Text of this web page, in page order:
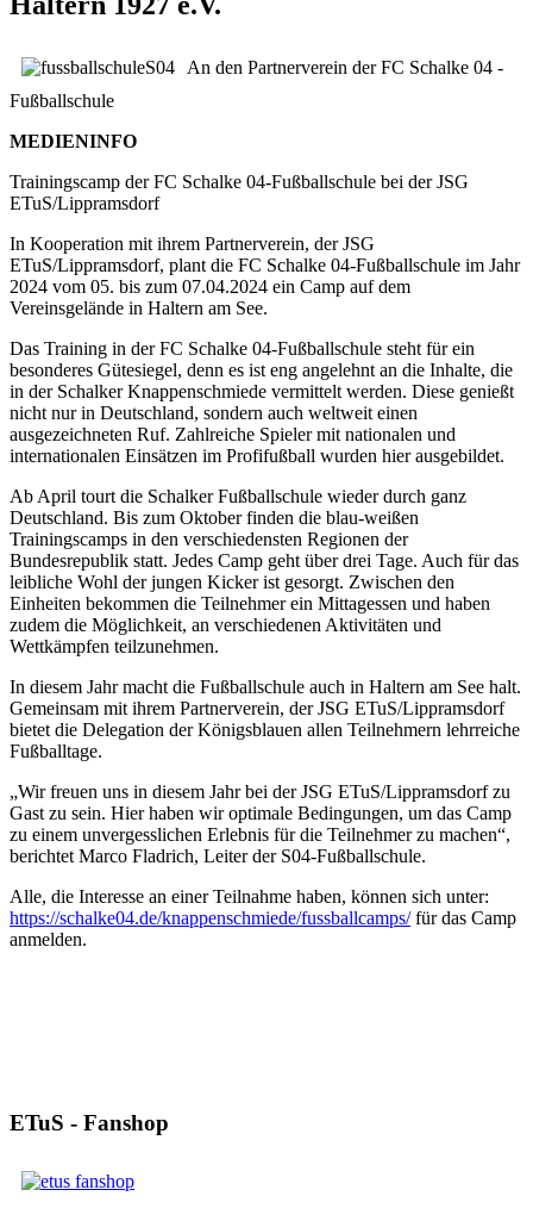
An den Partnerverein der FC Schalke 04 -
Fußballschule
MEDIENINFO
Trainingscamp der FC Schalke 04-Fußballschule bei der JSG
ETuS/Lippramsdorf
In Kooperation mit ihrem Partnerverein, der JSG
ETuS/Lippramsdorf, plant die FC Schalke 04-Fußballschule im Jahr
2024 vom 05. bis zum 07.04.2024 ein Camp auf dem
Vereinsgelände in Haltern am See.
Das Training in der FC Schalke 04-Fußballschule steht für ein
besonderes Gütesiegel, denn es ist eng angelehnt an die Inhalte, die
in der Schalker Knappenschmiede vermittelt werden. Diese genießt
nicht nur in Deutschland, sondern auch weltweit einen
ausgezeichneten Ruf. Zahlreiche Spieler mit nationalen und
internationalen Einsätzen im Profifußball wurden hier ausgebildet.
Ab April tourt die Schalker Fußballschule wieder durch ganz
Deutschland. Bis zum Oktober finden die blau-weißen
Trainingscamps in den verschiedensten Regionen der
Bundesrepublik statt. Jedes Camp geht über drei Tage. Auch für das
leibliche Wohl der jungen Kicker ist gesorgt. Zwischen den
Einheiten bekommen die Teilnehmer ein Mittagessen und haben
zudem die Möglichkeit, an verschiedenen Aktivitäten und
Wettkämpfen teilzunehmen.
In diesem Jahr macht die Fußballschule auch in Haltern am See halt.
Gemeinsam mit ihrem Partnerverein, der JSG ETuS/Lippramsdorf
bietet die Delegation der Königsblauen allen Teilnehmern lehrreiche
Fußballtage.
„Wir freuen uns in diesem Jahr bei der JSG ETuS/Lippramsdorf zu
Gast zu sein. Hier haben wir optimale Bedingungen, um das Camp
zu einem unvergesslichen Erlebnis für die Teilnehmer zu machen“,
berichtet Marco Fladrich, Leiter der S04-Fußballschule.
Alle, die Interesse an einer Teilnahme haben, können sich unter:
https://schalke04.de/knappenschmiede/fussballcamps/für das Camp
anmelden.
ETuS - Fanshop